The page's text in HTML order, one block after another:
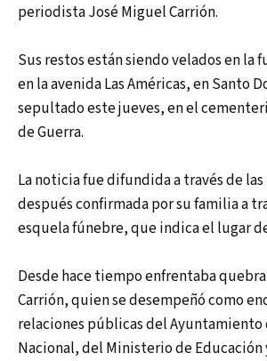
periodista José Miguel Carrión.
Sus restos están siendo velados en la
en la avenida Las Américas, en Santo
sepultado este jueves, en el
de Guerra.
La noticia fue difundida a través de las
después confirmada por su familia a
esquela fúnebre, que indica el lugar
Desde hace tiempo enfrentaba
Carrión, quien se desempeñó como
relaciones públicas del
Nacional, del Ministerio de Educación